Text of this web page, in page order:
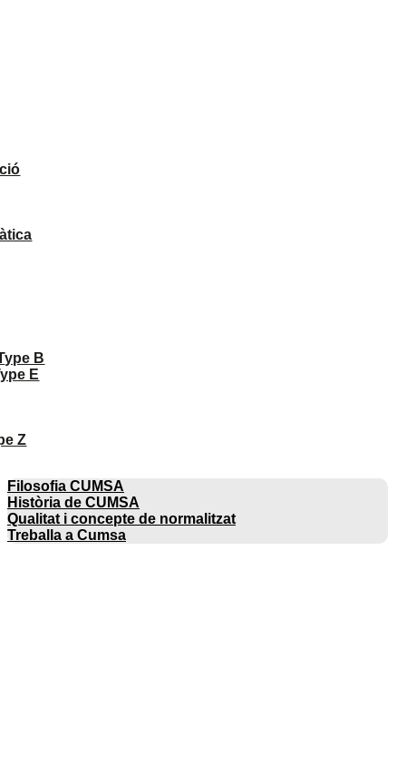
B
E
Z
Filosofia CUMSA
Història de CUMSA
Qualitat i concepte de normalitzat
Treballa a Cumsa